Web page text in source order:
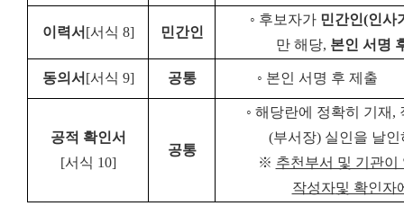
이력서 [서식 8] 민간인
◦ 후보자가 민간인(인사
만 해당, 본인 서명
동의서 [서식 9] 공통 ◦ 본인 서명 후 제출
공적 확인서
[서식 10]
공통
◦ 해당란에 정확히 기재 ,
(부서장) 실인을 날
※ 추천부서 및 기관
작성자및 확인자